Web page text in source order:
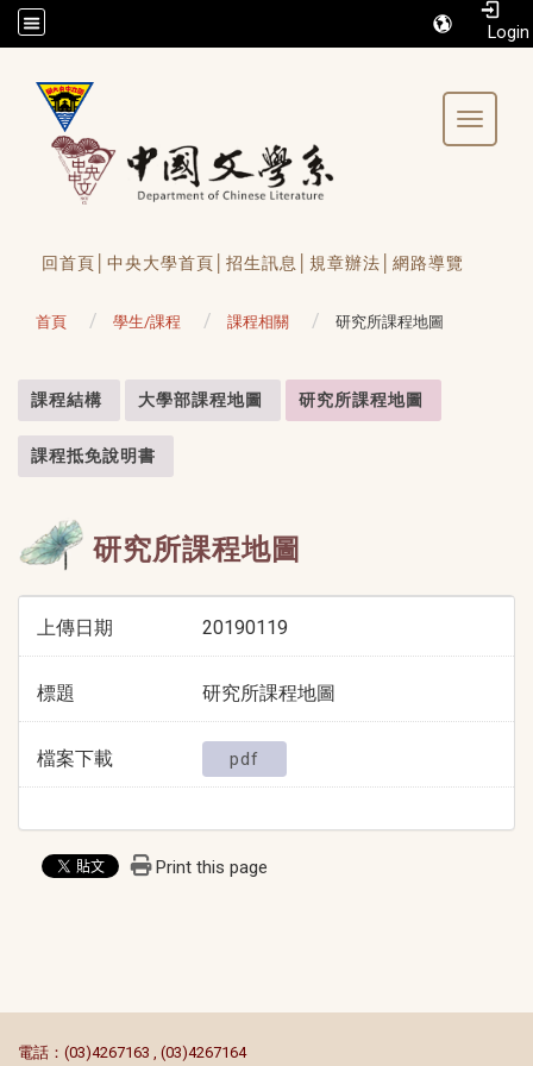
/accesskey"" title="Toolbar">:::
Toggle
回首頁│ 中央大學首頁│ 招生訊息│ 規章辦法│ 網路導覽
首頁 學生/課程 課程相關 研究所課程地圖
課程結構 大學部課程地圖 研究所課程地圖
課程抵免說明書
研究所課程地圖
上傳日期 20190119
標題 研究所課程地圖
檔案下載 pdf
Print this page
電話：(03)4267163 , (03)4267164